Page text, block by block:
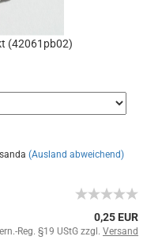
(42061pb02)
(Ausland abweichend)
0,25 EUR
Reg. §19 UStG zzgl. Versand